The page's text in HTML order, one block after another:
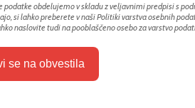
podatke obdelujemo v skladu z veljavnimi predpisi s
si lahko preberete v naši Politiki varstva osebnih
naslovite tudi na pooblaščeno osebo za varstvo
se na obvestila